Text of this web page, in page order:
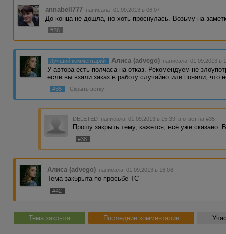
annabell777 написала 01.09.2013 в 06:07
До конца не дошла, но хоть проснулась. Возьму на
#28
Лучший комментарий Алиса (advego) написала 01.09.2013 в
У автора есть полчаса на отказ. Рекомендуем не
если вы взяли заказ в работу случайно или поняли, что
#35 Скрыть ветку
DELETED написала 01.09.2013 в 15:39 в ответ на #35
Прошу закрыть тему, кажется, всё уже сказано.
#38
Алиса (advego) написала 01.09.2013 в 16:08
Тема зак5рыта по просьбе ТС
#42
Тема закрыта Последние комментарии